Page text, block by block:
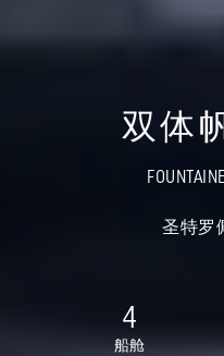
双体
圣特罗
4
船舱